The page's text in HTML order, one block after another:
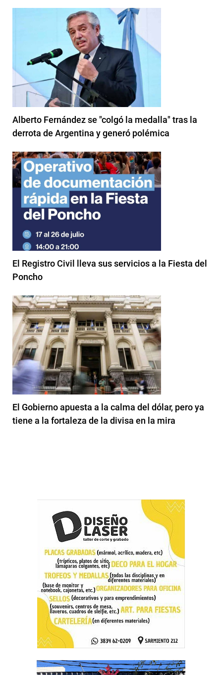
Alberto Fernández se "colgó la medalla" tras la
derrota de Argentina y generó polémica
El Registro Civil lleva sus servicios a la Fiesta del
Poncho
El Gobierno apuesta a la calma del dólar, pero ya
tiene a la fortaleza de la divisa en la mira